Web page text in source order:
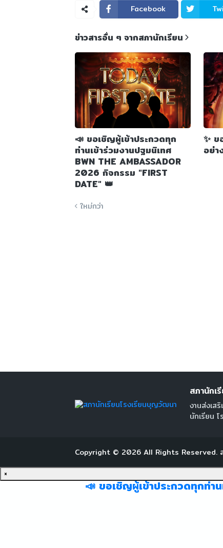
Facebook
ข่าวสารอื่น ๆ จากสภานักเรียน
📣 ขอเชิญผู้เข้าประกวดทุก
ท่านเข้าร่วมงานปฐมนิเทศ
BWN THE AMBASSADOR
2026 กิจกรรม "FIRST
DATE" 👑
✨
อย่า
ใหม่กว่า
สภานักเ
งานส่งเส
นักเรียน
Copyright © 2026All Rights Reserved.
×
📣 ขอเชิญผู้เข้าประกวดทุกท่า